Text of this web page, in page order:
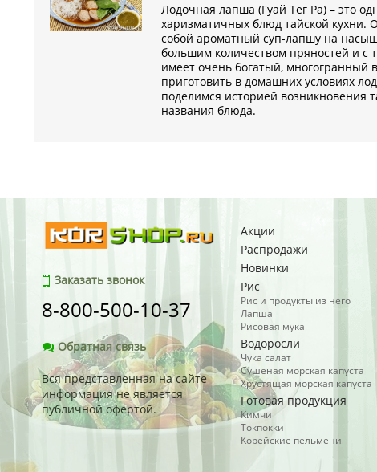
Лодочная лапша (Гуай Тег Ра) – это
харизматичных блюд тайской кухни.
собой ароматный суп-лапшу на
большим количеством пряностей и с
имеет очень богатый, многогранный
приготовить в домашних условиях
поделимся историей возникновения
названия блюда.
Заказать звонок
8-800-500-10-37
Обратная связь
Вся представленная на сайте
информация не является
публичной офертой.
Акции
Распродажи
Новинки
Рис
Рис и продукты из него
Лапша
Рисовая мука
Водоросли
Чука салат
Сушеная морская капуста
Хрустящая морская капуста
Готовая продукция
Кимчи
Токпокки
Корейские пельмени